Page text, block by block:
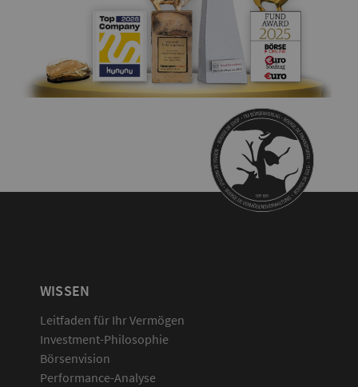
WISSEN
Leitfaden für Ihr Vermögen
Investment-Philosophie
Börsenvision
Performance-Analyse